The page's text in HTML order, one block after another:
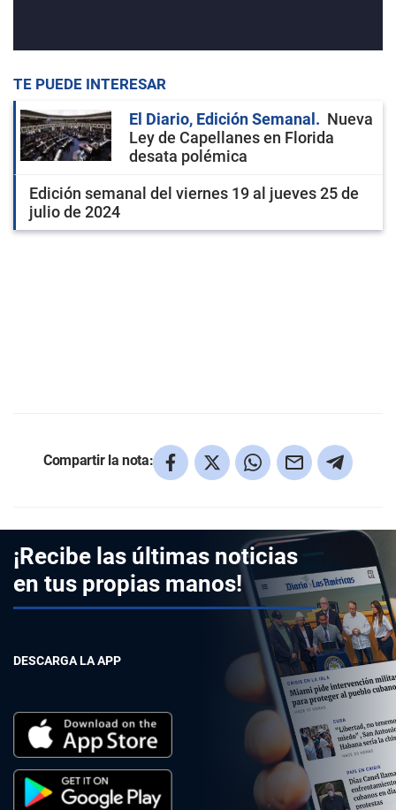
TE PUEDE INTERESAR
El Diario, Edición Semanal
Nueva
Ley de Capellanes en Florida
desata polémica
Edición semanal del viernes 19 al jueves 25 de
julio de 2024
Compartir la nota:
¡Recibe las últimas noticias
en tus propias manos!
DESCARGA LA APP